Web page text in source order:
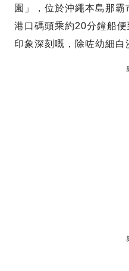
園」，位於沖繩本島那
港口碼頭乘約20分鐘船
印象深刻嘅，除咗幼細白